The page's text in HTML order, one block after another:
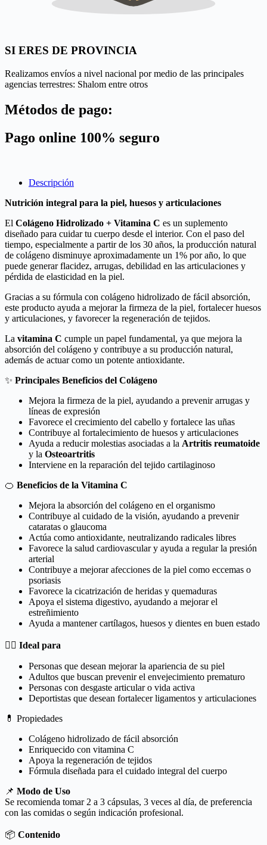
SI ERES DE PROVINCIA
Realizamos envíos a nivel nacional por medio de las principales
agencias terrestres: Shalom entre otros
Métodos de pago:
Pago online 100% seguro
Descripción
Nutrición integral para la piel, huesos y articulaciones
El Colágeno Hidrolizado + Vitamina C es un suplemento
diseñado para cuidar tu cuerpo desde el interior. Con el paso del
tiempo, especialmente a partir de los 30 años, la producción natural
de colágeno disminuye aproximadamente un 1% por año, lo que
puede generar flacidez, arrugas, debilidad en las articulaciones y
pérdida de elasticidad en la piel.
Gracias a su fórmula con colágeno hidrolizado de fácil absorción,
este producto ayuda a mejorar la firmeza de la piel, fortalecer huesos
y articulaciones, y favorecer la regeneración de tejidos.
La vitamina C cumple un papel fundamental, ya que mejora la
absorción del colágeno y contribuye a su producción natural,
además de actuar como un potente antioxidante.
✨ Principales Beneficios del Colágeno
Mejora la firmeza de la piel, ayudando a prevenir arrugas y
líneas de expresión
Favorece el crecimiento del cabello y fortalece las uñas
Contribuye al fortalecimiento de huesos y articulaciones
Ayuda a reducir molestias asociadas a la Artritis reumatoide
y la Osteoartritis
Interviene en la reparación del tejido cartilaginoso
🍊 Beneficios de la Vitamina C
Mejora la absorción del colágeno en el organismo
Contribuye al cuidado de la visión, ayudando a prevenir
cataratas o glaucoma
Actúa como antioxidante, neutralizando radicales libres
Favorece la salud cardiovascular y ayuda a regular la presión
arterial
Contribuye a mejorar afecciones de la piel como eccemas o
psoriasis
Favorece la cicatrización de heridas y quemaduras
Apoya el sistema digestivo, ayudando a mejorar el
estreñimiento
Ayuda a mantener cartílagos, huesos y dientes en buen estado
🏃‍♂️ Ideal para
Personas que desean mejorar la apariencia de su piel
Adultos que buscan prevenir el envejecimiento prematuro
Personas con desgaste articular o vida activa
Deportistas que desean fortalecer ligamentos y articulaciones
💊 Propiedades
Colágeno hidrolizado de fácil absorción
Enriquecido con vitamina C
Apoya la regeneración de tejidos
Fórmula diseñada para el cuidado integral del cuerpo
📌 Modo de Uso
Se recomienda tomar 2 a 3 cápsulas, 3 veces al día, de preferencia
con las comidas o según indicación profesional.
📦 Contenido